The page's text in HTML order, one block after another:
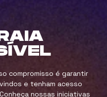
compromisso é garantir
e tenham acesso
nossas iniciativas